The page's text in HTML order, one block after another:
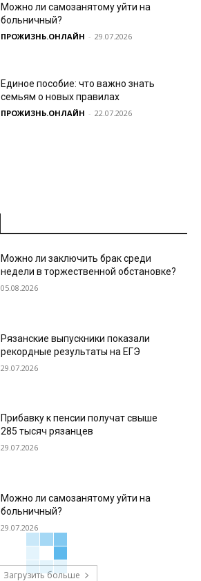
Можно ли самозанятому уйти на
больничный?
ПРОЖИЗНЬ.ОНЛАЙН - 29.07.2026
Единое пособие: что важно знать
семьям о новых правилах
ПРОЖИЗНЬ.ОНЛАЙН - 22.07.2026
Можно ли заключить брак среди
недели в торжественной обстановке?
05.08.2026
Рязанские выпускники показали
рекордные результаты на ЕГЭ
29.07.2026
Прибавку к пенсии получат свыше
285 тысяч рязанцев
29.07.2026
Можно ли самозанятому уйти на
больничный?
29.07.2026
Загрузить больше